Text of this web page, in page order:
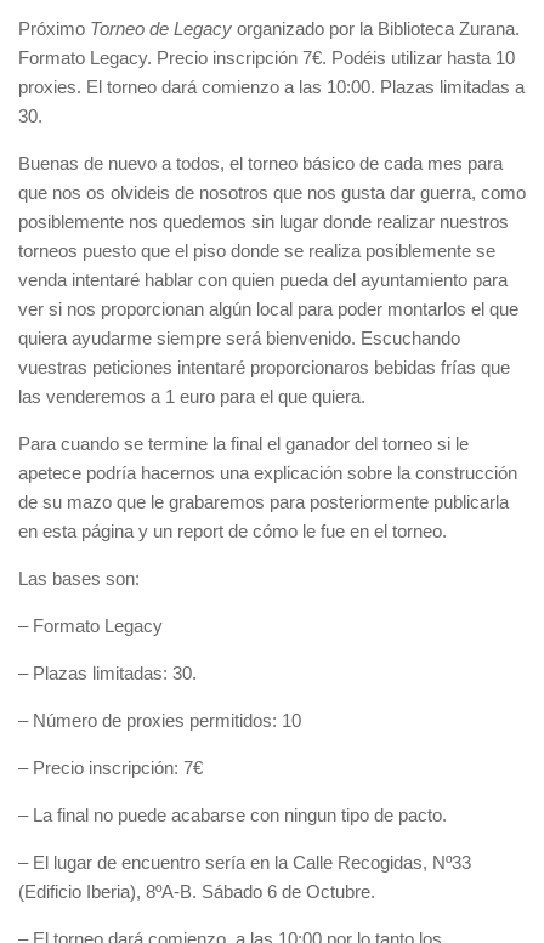
Próximo Torneo de Legacy organizado por la Biblioteca Zurana.
Formato Legacy. Precio inscripción 7€. Podéis utilizar hasta 10
proxies. El torneo dará comienzo a las 10:00. Plazas limitadas a
30.
Buenas de nuevo a todos, el torneo básico de cada mes para
que nos os olvideis de nosotros que nos gusta dar guerra, como
posiblemente nos quedemos sin lugar donde realizar nuestros
torneos puesto que el piso donde se realiza posiblemente se
venda intentaré hablar con quien pueda del ayuntamiento para
ver si nos proporcionan algún local para poder montarlos el que
quiera ayudarme siempre será bienvenido. Escuchando
vuestras peticiones intentaré proporcionaros bebidas frías que
las venderemos a 1 euro para el que quiera.
Para cuando se termine la final el ganador del torneo si le
apetece podría hacernos una explicación sobre la construcción
de su mazo que le grabaremos para posteriormente publicarla
en esta página y un report de cómo le fue en el torneo.
Las bases son:
– Formato Legacy
– Plazas limitadas: 30.
– Número de proxies permitidos: 10
– Precio inscripción: 7€
– La final no puede acabarse con ningun tipo de pacto.
– El lugar de encuentro sería en la Calle Recogidas, Nº33
(Edificio Iberia), 8ºA-B. Sábado 6 de Octubre.
– El torneo dará comienzo a las 10:00 por lo tanto los